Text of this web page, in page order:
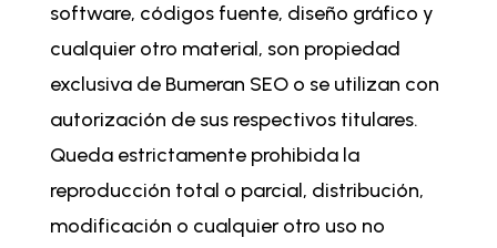
software, códigos fuente, diseño gráfico y
cualquier otro material, son propiedad
exclusiva de Bumeran SEO o se utilizan con
autorización de sus respectivos titulares.
Queda estrictamente prohibida la
reproducción total o parcial, distribución,
modificación o cualquier otro uso no